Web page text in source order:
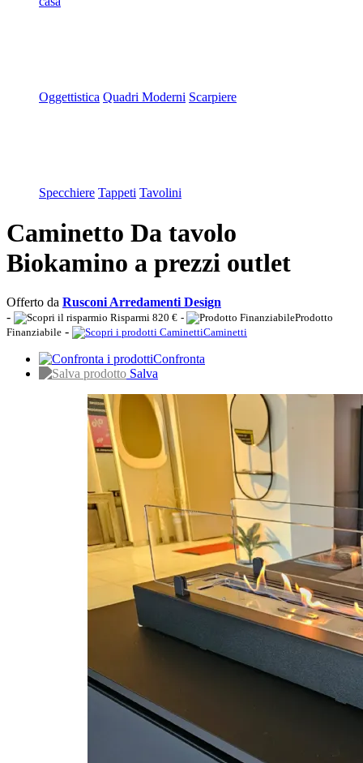
Oggettistica Quadri Moderni Scarpiere
Specchiere Tappeti Tavolini
Caminetto Da tavolo
Biokamino a prezzi outlet
Offerto da Rusconi Arredamenti Design
-
Risparmi 820 € -
Prodotto
Finanziabile - Caminetti
Confronta
Salva